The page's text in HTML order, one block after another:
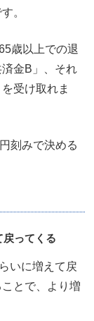
。
歳以上での退
金B」、それ
受け取れま
刻みで決める
戻ってくる
いに増えて戻
とで、より増